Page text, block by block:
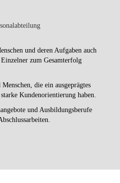
und deren Aufgaben auch
zum Gesamterfolg
die ein ausgeprägtes
Kundenorientierung haben.
und Ausbildungsberufe